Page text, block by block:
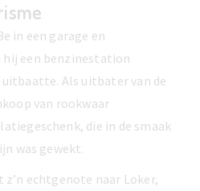
in een garage en
hij een benzinestation
uitbaatte. Als uitbater van de
van rookwaar
die in de smaak
was gewekt.
z’n echtgenote naar Loker,